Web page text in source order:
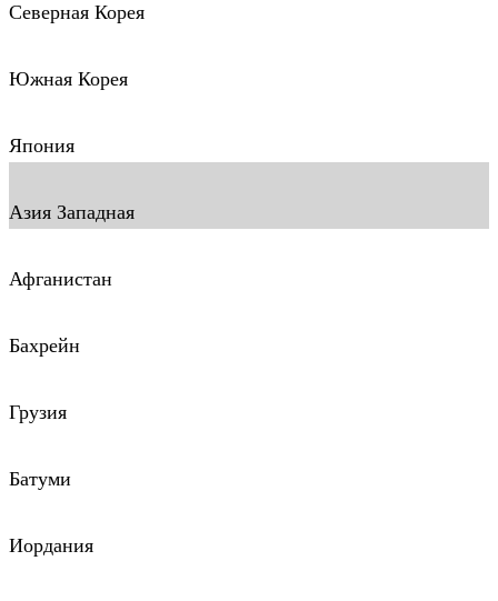
Северная Корея
Южная Корея
Япония
Азия Западная
Афганистан
Бахрейн
Грузия
Батуми
Иордания